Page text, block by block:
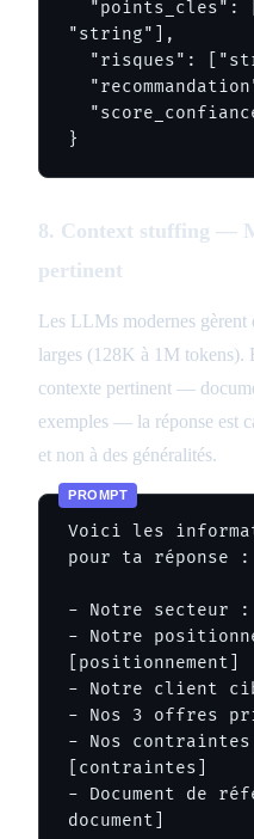
"string"],
}
8. Context stuffing —
pertinent
Les LLMs modernes gèrent
larges (128K à 1M tokens).
contexte pertinent —
exemples — la réponse est
et non à des généralités.
Voici les
pour ta réponse :
- Notre secteur :
- Notre
[positionnement]
- Notre client
- Nos 3 offres
- Nos
[contraintes]
- Document de
document]